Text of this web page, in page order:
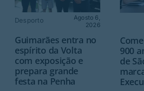
Desporto
Agosto 6,
2026
Guimarães entra no
espírito da Volta
com exposição e
prepara grande
festa na Penha
900
de